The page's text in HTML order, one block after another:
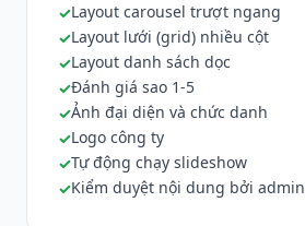
Layout carousel trượt ngang
Layout lưới (grid) nhiều cột
Layout danh sách dọc
Đánh giá sao 1-5
Ảnh đại diện và chức danh
Logo công ty
Tự động chạy slideshow
Kiểm duyệt nội dung bởi admin